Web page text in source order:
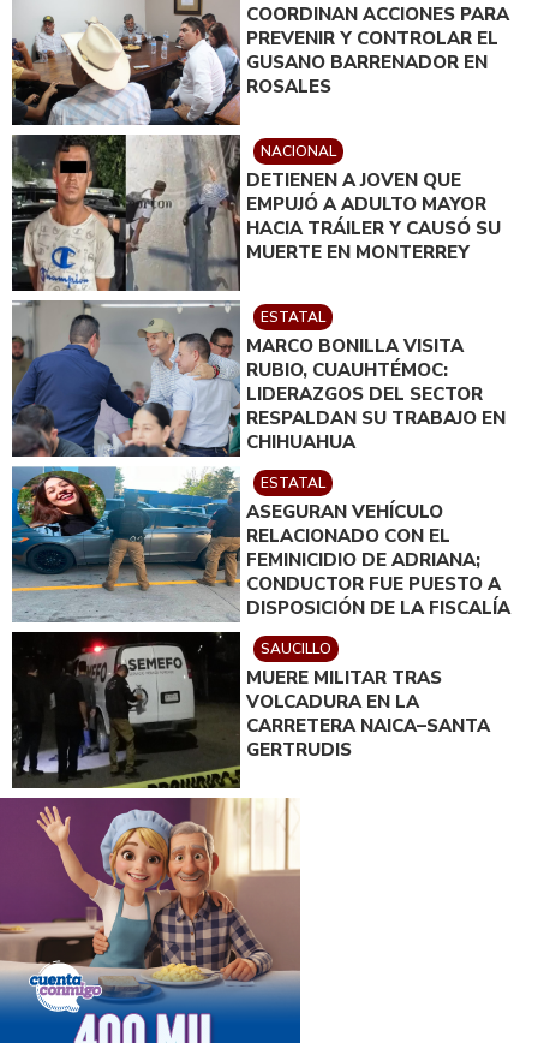
COORDINAN ACCIONES PARA
PREVENIR Y CONTROLAR EL
GUSANO BARRENADOR EN
ROSALES
NACIONAL
DETIENEN A JOVEN QUE
EMPUJÓ A ADULTO MAYOR
HACIA TRÁILER Y CAUSÓ SU
MUERTE EN MONTERREY
ESTATAL
MARCO BONILLA VISITA
RUBIO, CUAUHTÉMOC:
LIDERAZGOS DEL SECTOR
RESPALDAN SU TRABAJO EN
CHIHUAHUA
ESTATAL
ASEGURAN VEHÍCULO
RELACIONADO CON EL
FEMINICIDIO DE ADRIANA;
CONDUCTOR FUE PUESTO A
DISPOSICIÓN DE LA FISCALÍA
SAUCILLO
MUERE MILITAR TRAS
VOLCADURA EN LA
CARRETERA NAICA–SANTA
GERTRUDIS